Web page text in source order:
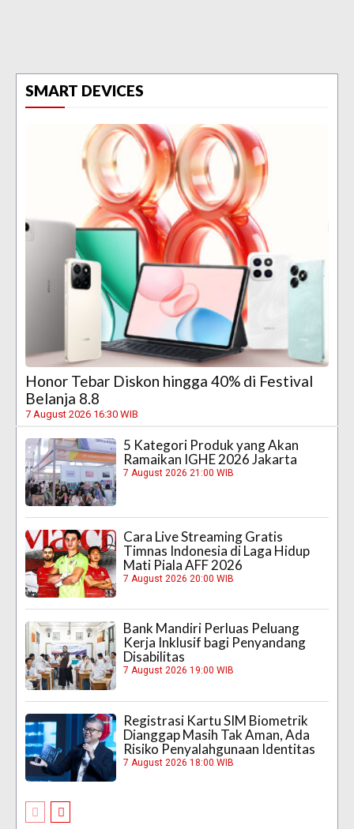
SMART DEVICES
Honor Tebar Diskon hingga 40% di Festival
Belanja 8.8
7 August 2026 16:30 WIB
5 Kategori Produk yang Akan
Ramaikan IGHE 2026 Jakarta
7 August 2026 21:00 WIB
Cara Live Streaming Gratis
Timnas Indonesia di Laga Hidup
Mati Piala AFF 2026
7 August 2026 20:00 WIB
Bank Mandiri Perluas Peluang
Kerja Inklusif bagi Penyandang
Disabilitas
7 August 2026 19:00 WIB
Registrasi Kartu SIM Biometrik
Dianggap Masih Tak Aman, Ada
Risiko Penyalahgunaan Identitas
7 August 2026 18:00 WIB